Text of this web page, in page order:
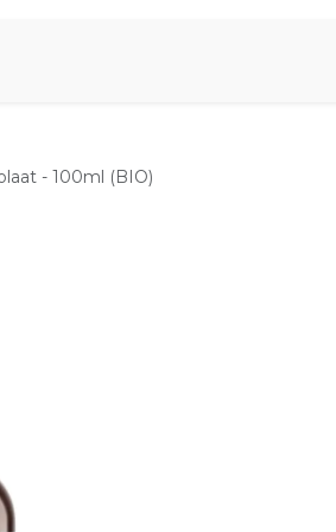
- 100ml (BIO)